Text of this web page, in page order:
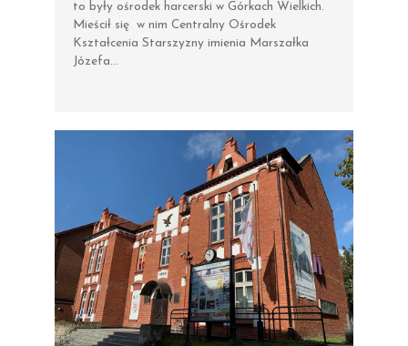
to były ośrodek harcerski w Górkach Wielkich.
Mieścił się w nim Centralny Ośrodek
Kształcenia Starszyzny imienia Marszałka
Józefa…